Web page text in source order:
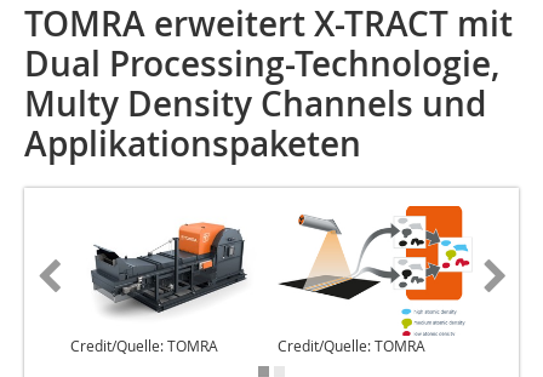
TOMRA erweitert X-TRACT mit
Dual Processing-Technologie,
Multy Density Channels und
Applikationspaketen
Credit/Quelle: TOMRA Credit/Quelle: TOMRA